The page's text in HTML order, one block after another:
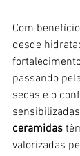
Com
desde
passando
secas e o
ceramidas
valorizadas